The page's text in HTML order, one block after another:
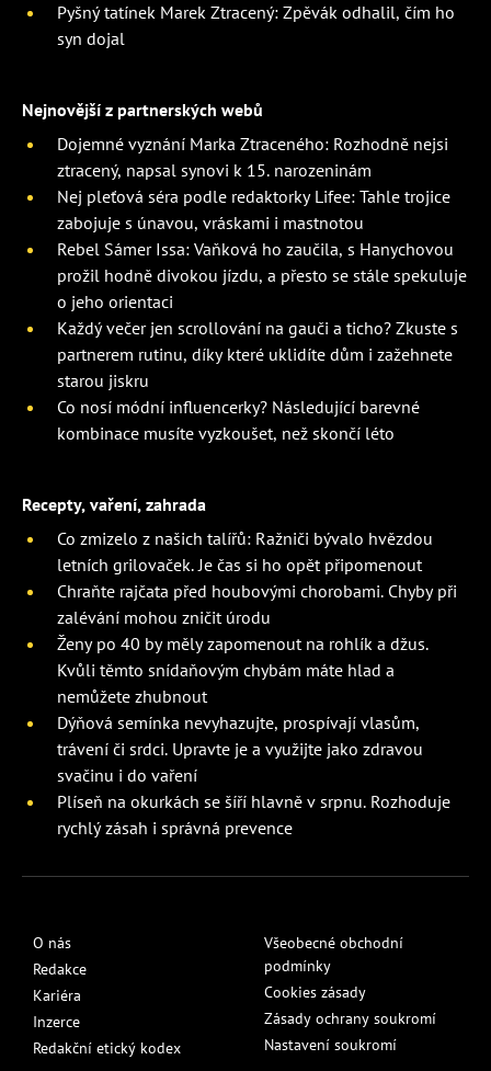
Pyšný tatínek Marek Ztracený: Zpěvák odhalil, čím ho
syn dojal
Nejnovější z partnerských webů
Dojemné vyznání Marka Ztraceného: Rozhodně nejsi
ztracený, napsal synovi k 15. narozeninám
Nej pleťová séra podle redaktorky Lifee: Tahle trojice
zabojuje s únavou, vráskami i mastnotou
Rebel Sámer Issa: Vaňková ho zaučila, s Hanychovou
prožil hodně divokou jízdu, a přesto se stále spekuluje
o jeho orientaci
Každý večer jen scrollování na gauči a ticho? Zkuste s
partnerem rutinu, díky které uklidíte dům i zažehnete
starou jiskru
Co nosí módní influencerky? Následující barevné
kombinace musíte vyzkoušet, než skončí léto
Recepty, vaření, zahrada
Co zmizelo z našich talířů: Ražniči bývalo hvězdou
letních grilovaček. Je čas si ho opět připomenout
Chraňte rajčata před houbovými chorobami. Chyby při
zalévání mohou zničit úrodu
Ženy po 40 by měly zapomenout na rohlík a džus.
Kvůli těmto snídaňovým chybám máte hlad a
nemůžete zhubnout
Dýňová semínka nevyhazujte, prospívají vlasům,
trávení či srdci. Upravte je a využijte jako zdravou
svačinu i do vaření
Plíseň na okurkách se šíří hlavně v srpnu. Rozhoduje
rychlý zásah i správná prevence
O nás
Redakce
Kariéra
Inzerce
Redakční etický kodex
Všeobecné obchodní
podmínky
Cookies zásady
Zásady ochrany soukromí
Nastavení soukromí